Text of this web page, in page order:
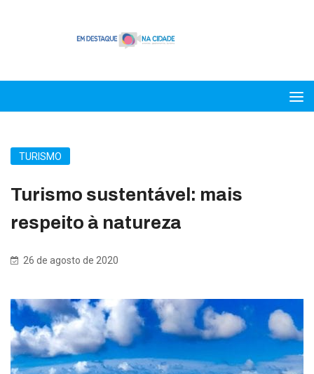
TURISMO
Turismo sustentável: mais
respeito à natureza
26 de agosto de 2020